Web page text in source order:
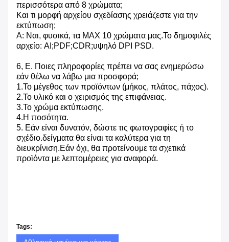
περισσότερα από 8 χρώματα;
Και τι μορφή αρχείου σχεδίασης χρειάζεστε για την
εκτύπωση;
Α: Ναι, φυσικά, τα MAX 10 χρώματα μας.Το δημοφιλές
αρχείο: AI;PDF;CDR;υψηλό DPI PSD.
6, Ε. Ποιες πληροφορίες πρέπει να σας ενημερώσω
εάν θέλω να λάβω μια προσφορά;
1.Το μέγεθος των προϊόντων (μήκος, πλάτος, πάχος).
2.Το υλικό και ο χειρισμός της επιφάνειας.
3.Το χρώμα εκτύπωσης.
4.Η ποσότητα.
5. Εάν είναι δυνατόν, δώστε τις φωτογραφίες ή το
σχέδιο.δείγματα θα είναι τα καλύτερα για τη
διευκρίνιση.Εάν όχι, θα προτείνουμε τα σχετικά
προϊόντα με λεπτομέρειες για αναφορά.
Tags: